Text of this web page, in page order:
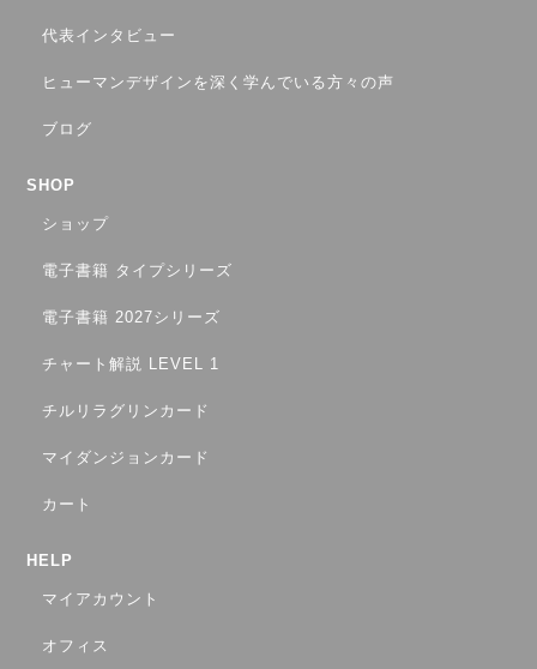
代表インタビュー
ヒューマンデザインを深く学んでいる方々の声
ブログ
SHOP
ショップ
電子書籍 タイプシリーズ
電子書籍 2027シリーズ
チャート解説 LEVEL 1
チルリラグリンカード
マイダンジョンカード
カート
HELP
マイアカウント
オフィス